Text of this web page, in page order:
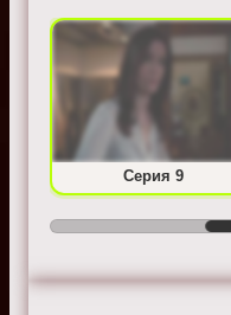
Серия 9